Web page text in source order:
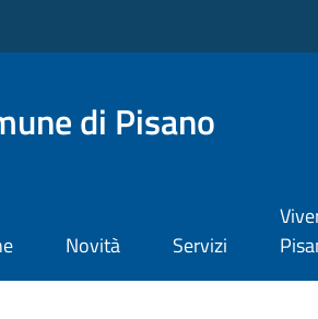
di Pisano
Novità Servizi